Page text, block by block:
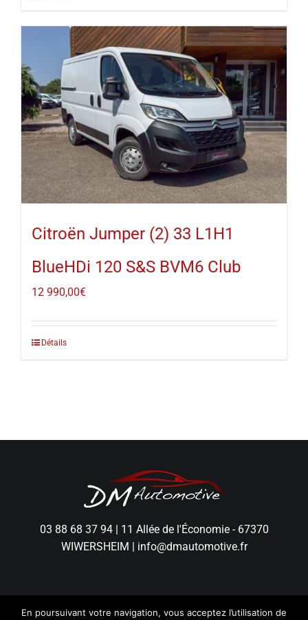
Citroën Jumper (2) 33 L1H1
BlueHDi 120 S&S BVM6 Club
12 990,00€
Détails
03 88 68 37 94| 11 Allée de l'Économie - 67370
WIWERSHEIM
info@dmautomotive.fr
En poursuivant votre navigation, vous acceptez l’utilisation de